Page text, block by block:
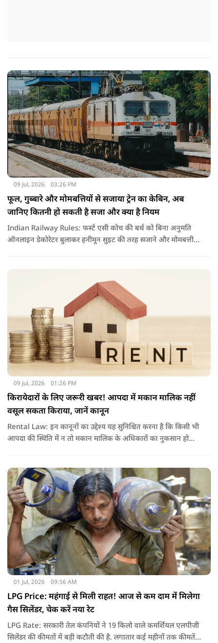
09 Jul, 2026 03:26 PM
फूल, गुब्बारे और मोमबत्तियों से सजाया ट्रेन का केबिन, अब
जानिए कितनी हो सकती है सजा और क्या है नियम
Indian Railway Rules: फर्स्ट एसी कोच की बर्थ को बिना अनुमति
ऑनलाइन डेकोरेटर बुलाकर हनीमून सुइट की तरह सजाने और मोमबत्ती
09 Jul, 2026 01:26 PM
किरायेदारों के लिए जरूरी खबर! आपदा में मकान मालिक नहीं
वसूल सकता किराया, जानें कानून
Rental Law: इन कानूनों का उद्देश्य यह सुनिश्चित करना है कि किसी भी
आपदा की स्थिति में न तो मकान मालिक के अधिकारों का नुकसान हो
01 Jul, 2026 09:56 AM
LPG Price: महंगाई से मिली राहत! आज से कम दाम में मिलेगा
गैस सिलेंडर, चेक करें नया रेट
LPG Rate: सरकारी तेल कंपनियों ने 19 किलो वाले कमर्शियल एलपीजी
सिलेंडर की कीमतों में बड़ी कटौती की है. लगातार कई महीनों तक कीमतें